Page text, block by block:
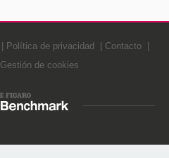
Política de privacidad
Contacto
Gestión de cookies